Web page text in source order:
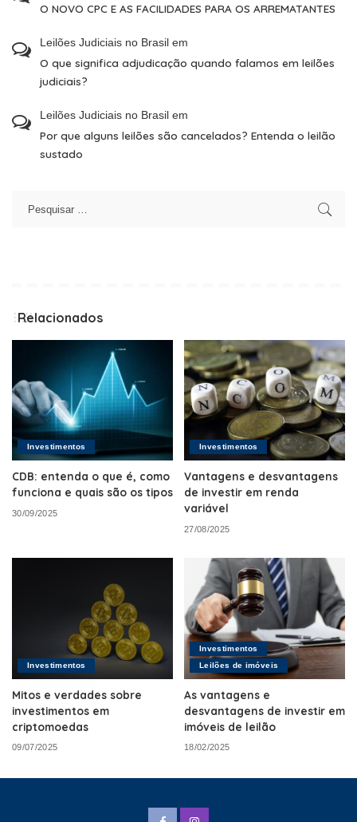
O NOVO CPC E AS FACILIDADES PARA OS ARREMATANTES
Leilões Judiciais no Brasil em
O que significa adjudicação quando falamos em leilões
judiciais?
Leilões Judiciais no Brasil em
Por que alguns leilões são cancelados? Entenda o leilão
sustado
Relacionados
Investimentos
CDB: entenda o que é, como
funciona e quais são os tipos
30/09/2025
Investimentos
Vantagens e desvantagens
de investir em renda
variável
27/08/2025
Investimentos
Mitos e verdades sobre
investimentos em
criptomoedas
09/07/2025
Investimentos
Leilões de imóveis
As vantagens e
desvantagens de investir em
imóveis de leilão
18/02/2025